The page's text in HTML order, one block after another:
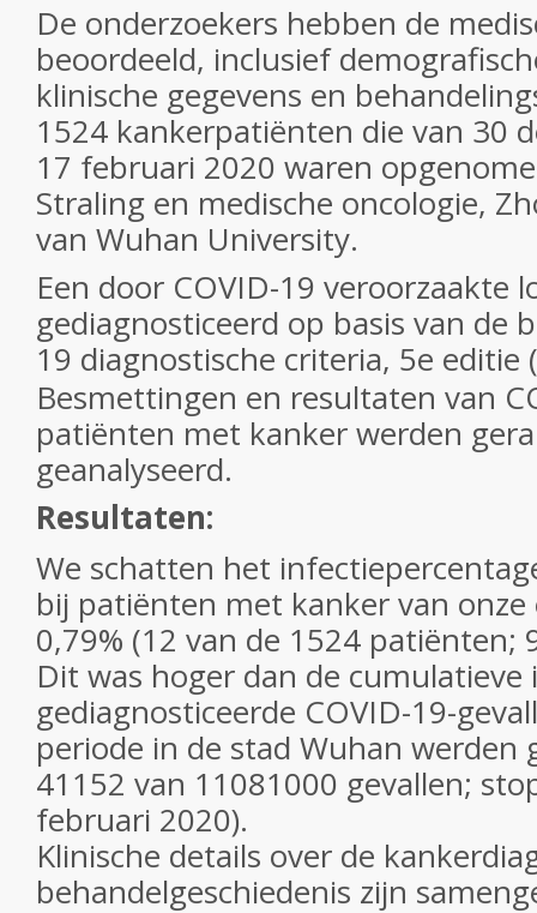
De onderzoekers hebben de
beoordeeld, inclusief
klinische gegevens en
1524 kankerpatiënten die van 30
17 februari 2020 waren
Straling en medische oncologie,
van Wuhan University.
Een door COVID-19 veroorzaakte
gediagnosticeerd op basis van de
19 diagnostische criteria, 5e editie (
Besmettingen en resultaten van
patiënten met kanker werden
geanalyseerd.
Resultaten:
We schatten het
bij patiënten met kanker van
0,79% (12 van de 1524 patiënten;
Dit was hoger dan de cumulatieve
gediagnosticeerde COVID-19-
periode in de stad Wuhan werden
41152 van 11081000 gevallen;
februari 2020).
Klinische details over de
behandelgeschiedenis zijn